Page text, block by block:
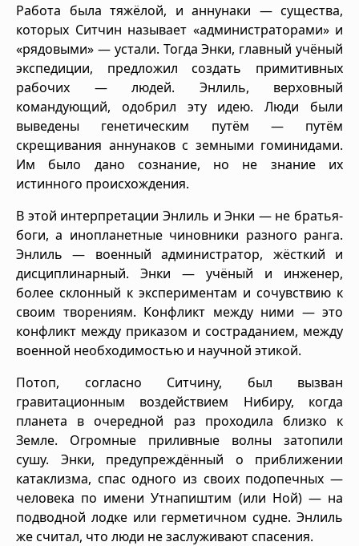
Работа была тяжёлой, и аннунаки — существа,
которых Ситчин называет «администраторами» и
«рядовыми» — устали. Тогда Энки, главный учёный
экспедиции, предложил создать примитивных
рабочих — людей. Энлиль, верховный
командующий, одобрил эту идею. Люди были
выведены генетическим путём — путём
скрещивания аннунаков с земными гоминидами.
Им было дано сознание, но не знание их
истинного происхождения.
В этой интерпретации Энлиль и Энки — не братья-
боги, а инопланетные чиновники разного ранга.
Энлиль — военный администратор, жёсткий и
дисциплинарный. Энки — учёный и инженер,
более склонный к экспериментам и сочувствию к
своим творениям. Конфликт между ними — это
конфликт между приказом и состраданием, между
военной необходимостью и научной этикой.
Потоп, согласно Ситчину, был вызван
гравитационным воздействием Нибиру, когда
планета в очередной раз проходила близко к
Земле. Огромные приливные волны затопили
сушу. Энки, предупреждённый о приближении
катаклизма, спас одного из своих подопечных —
человека по имени Утнапиштим (или Ной) — на
подводной лодке или герметичном судне. Энлиль
же считал, что люди не заслуживают спасения.